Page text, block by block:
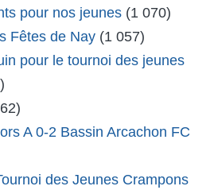
pour nos jeunes (1 070)
Fêtes de Nay (1 057)
pour le tournoi des jeunes
A 0-2 Bassin Arcachon FC
des Jeunes Crampons